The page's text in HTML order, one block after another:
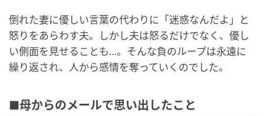
倒れた妻に優しい言葉の代わりに「迷惑なんだよ」と
怒りをあらわす夫。しかし夫は怒るだけでなく、優し
い側面を見せることも…。そんな負のループは永遠に
繰り返され、人から感情を奪っていくのでした。
■母からのメールで思い出したこと